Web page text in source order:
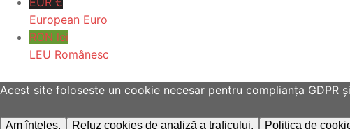
European Euro
RON lei
LEU Românesc
Acest site foloseste un cookie necesar pentru complianța
Am înțeles. Refuz cookies de analiză a traficului. Politica de